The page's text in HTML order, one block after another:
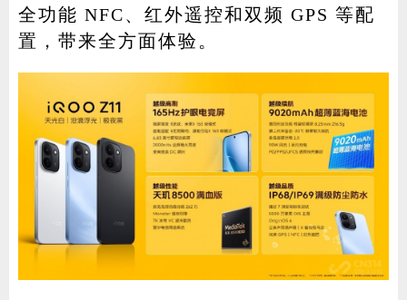
全功能 NFC、红外遥控和双频 GPS 等配
置，带来全方面体验。